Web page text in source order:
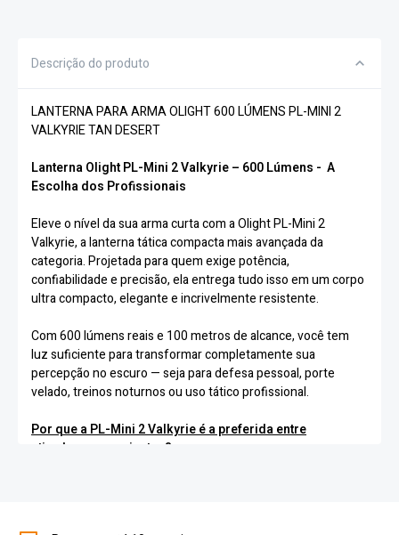
Descrição do produto
LANTERNA PARA ARMA OLIGHT 600 LÚMENS PL-MINI 2
VALKYRIE TAN DESERT
Lanterna Olight PL-Mini 2 Valkyrie – 600 Lúmens - A
Escolha dos Profissionais
Eleve o nível da sua arma curta com a Olight PL-Mini 2
Valkyrie, a lanterna tática compacta mais avançada da
categoria. Projetada para quem exige potência,
confiabilidade e precisão, ela entrega tudo isso em um corpo
ultra compacto, elegante e incrivelmente resistente.
Com 600 lúmens reais e 100 metros de alcance, você tem
luz suficiente para transformar completamente sua
percepção no escuro — seja para defesa pessoal, porte
velado, treinos noturnos ou uso tático profissional.
Por que a PL-Mini 2 Valkyrie é a preferida entre
atiradores experientes?